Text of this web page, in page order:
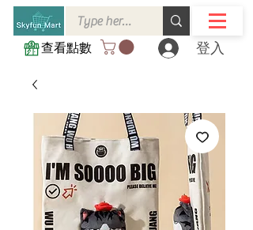
查看點數 登入